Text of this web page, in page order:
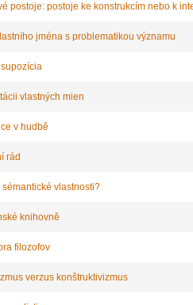
postoje: postoje ke konstrukcím nebo k
jména s problematikou významu
vlastných mien
v hudbě
rád
vlastnosti?
knihovně
filozofov
verzus konštruktivizmus